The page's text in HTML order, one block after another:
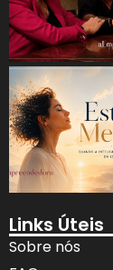
Links Úteis
Sobre nós